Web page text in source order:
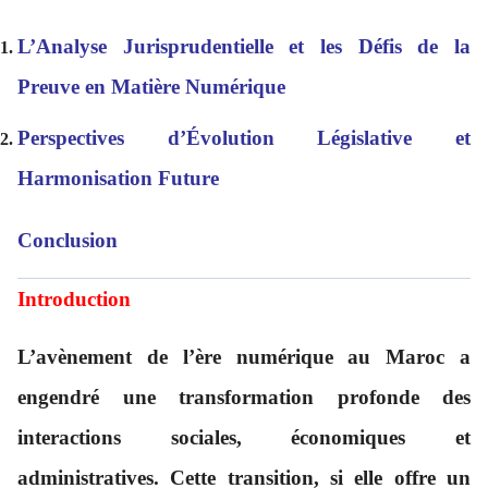
L’Analyse Jurisprudentielle et les Défis de la
Preuve en Matière Numérique
Perspectives d’Évolution Législative et
Harmonisation Future
Conclusion
Introduction
L’avènement de l’ère numérique au Maroc a
engendré une transformation profonde des
interactions sociales, économiques et
administratives. Cette transition, si elle offre un